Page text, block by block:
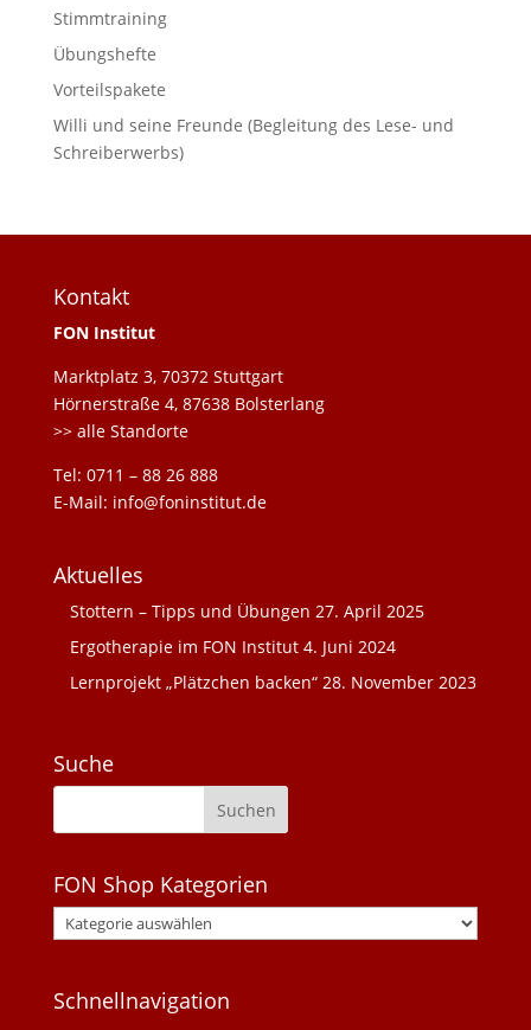
Stimmtraining
Übungshefte
Vorteilspakete
Willi und seine Freunde (Begleitung des Lese- und
Schreiberwerbs)
Kontakt
FON Institut
Marktplatz 3, 70372 Stuttgart
Hörnerstraße 4, 87638 Bolsterlang
>> alle Standorte
Tel: 0711 – 88 26 888
E-Mail: info@foninstitut.de
Aktuelles
Stottern – Tipps und Übungen 27. April 2025
Ergotherapie im FON Institut 4. Juni 2024
Lernprojekt „Plätzchen backen“ 28. November 2023
Suche
FON Shop Kategorien
Schnellnavigation